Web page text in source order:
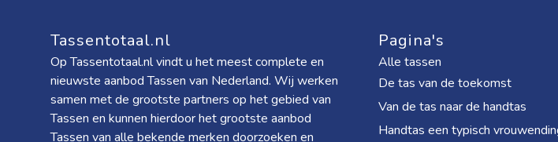
Tassentotaal.nl
Op Tassentotaal.nl vindt u het meest complete en
nieuwste aanbod Tassen van Nederland. Wij werken
samen met de grootste partners op het gebied van
Tassen en kunnen hierdoor het grootste aanbod
Tassen van alle bekende merken doorzoeken en
Pagina's
Alle tassen
De tas van de toekomst
Van de tas naar de handtas
Handtas een typisch